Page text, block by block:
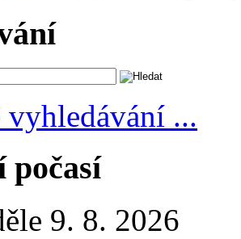
vyhledávání ...
9. 8. 2026